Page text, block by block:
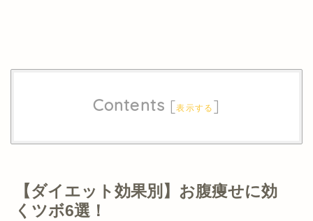
Contents [表示する ]
【ダイエット効果別】お腹痩せに効
くツボ6選！